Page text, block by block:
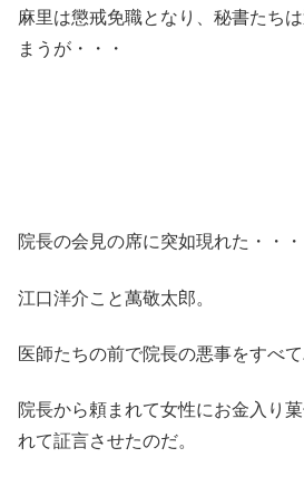
麻里は懲戒免職となり、秘書たち
まうが・・・
院長の会見の席に突如現れた・・・
江口洋介こと萬敬太郎。
医師たちの前で院長の悪事をすべて
院長から頼まれて女性にお金入り
れて証言させたのだ。